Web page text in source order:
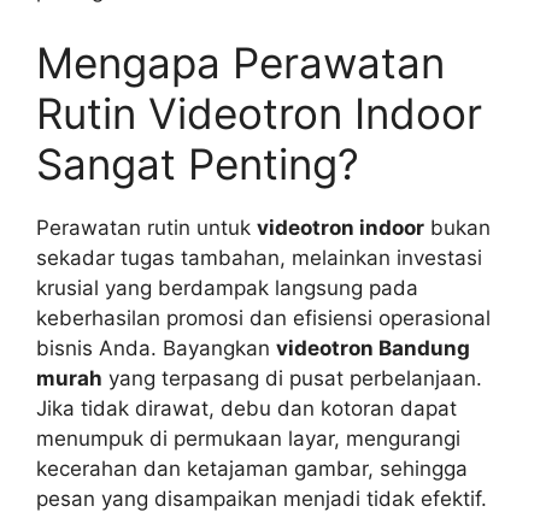
Mengapa Perawatan
Rutin Videotron Indoor
Sangat Penting?
Perawatan rutin untuk videotron indoor bukan
sekadar tugas tambahan, melainkan investasi
krusial yang berdampak langsung pada
keberhasilan promosi dan efisiensi operasional
bisnis Anda. Bayangkan videotron Bandung
murah yang terpasang di pusat perbelanjaan.
Jika tidak dirawat, debu dan kotoran dapat
menumpuk di permukaan layar, mengurangi
kecerahan dan ketajaman gambar, sehingga
pesan yang disampaikan menjadi tidak efektif.